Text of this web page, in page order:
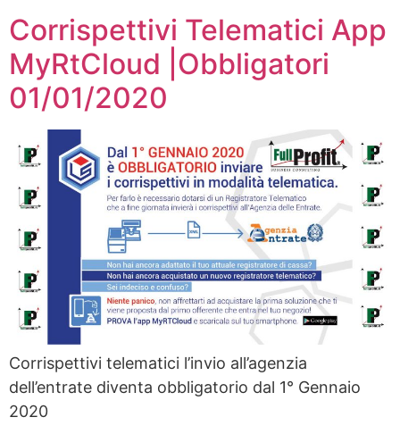
Corrispettivi Telematici App
MyRtCloud |Obbligatori
01/01/2020
Corrispettivi telematici l’invio all’agenzia
dell’entrate diventa obbligatorio dal 1° Gennaio
2020